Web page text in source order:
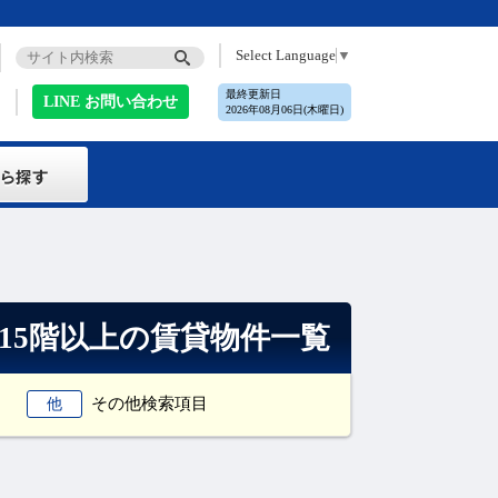
Select Language ▼
LINE お問い合わせ
最終更新日
2026年08月06日(木曜日)
階以上の賃貸物件一覧
他 その他検索項目